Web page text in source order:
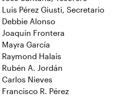
Luis Pérez Giusti, Secretario
Debbie Alonso
Joaquín Frontera
Mayra García
Raymond Halais
Rubén A. Jordán
Carlos Nieves
Francisco R. Pérez